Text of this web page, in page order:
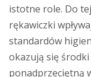
istotne role. Do
rękawiczki
standardów
okazują się
ponadprzeciętną